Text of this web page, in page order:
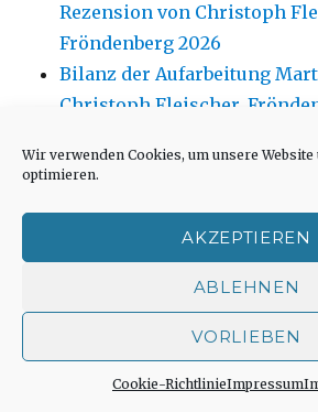
Wir verwenden Cookies, um unsere
optimieren.
AKZEPTIEREN
ABLEHNEN
VORLIEBEN
Cookie-RichtlinieImpressum
Rezension von Christoph
Fröndenberg 2026
Bilanz der Aufarbeitung
Christoph Fleischer,
Stadt Iserlohn
Joachim Leberecht,
September 2021